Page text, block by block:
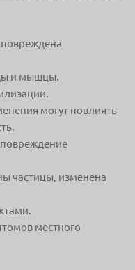
повреждена
и мышцы.
могут повлиять
повреждение
частицы, изменена
местного